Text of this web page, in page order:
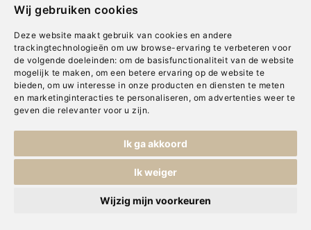
Wij gebruiken cookies
Deze website maakt gebruik van cookies en andere
trackingtechnologieën om uw browse-ervaring te verbeteren voor
de volgende doeleinden: om de basisfunctionaliteit van de website
mogelijk te maken , om een betere ervaring op de website te
bieden, om uw interesse in onze producten en diensten te meten
en marketinginteracties te personaliseren , om advertenties weer te
geven die relevanter voor u zijn.
Ik ga akkoord
Ik weiger
Wijzig mijn voorkeuren
Cookies